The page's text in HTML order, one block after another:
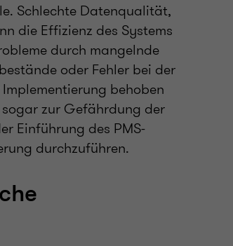
Schlechte Datenqualität,
die Effizienz des Systems
durch mangelnde
oder Fehler bei der
behoben
zur Gefährdung der
Einführung des PMS-
durchzuführen.